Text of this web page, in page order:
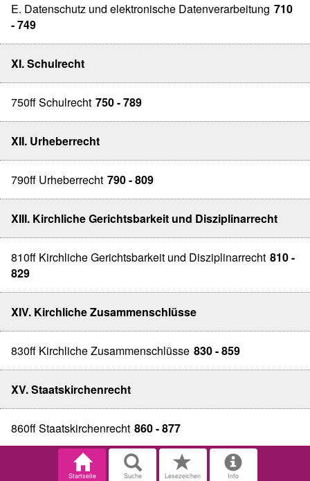
E. Datenschutz und elektronische Datenverarbeitung 710
- 749
XI. Schulrecht
750ff Schulrecht 750 - 789
XII. Urheberrecht
790ff Urheberrecht 790 - 809
XIII. Kirchliche Gerichtsbarkeit und Disziplinarrecht
810ff Kirchliche Gerichtsbarkeit und Disziplinarrecht 810 -
829
XIV. Kirchliche Zusammenschlüsse
830ff Kirchliche Zusammenschlüsse 830 - 859
XV. Staatskirchenrecht
860ff Staatskirchenrecht 860 - 877
Startseite Suche Lesezeichen Info